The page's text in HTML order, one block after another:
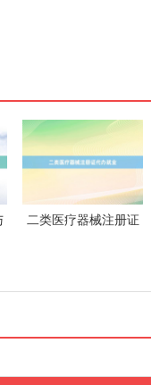
二类医疗器械注册证